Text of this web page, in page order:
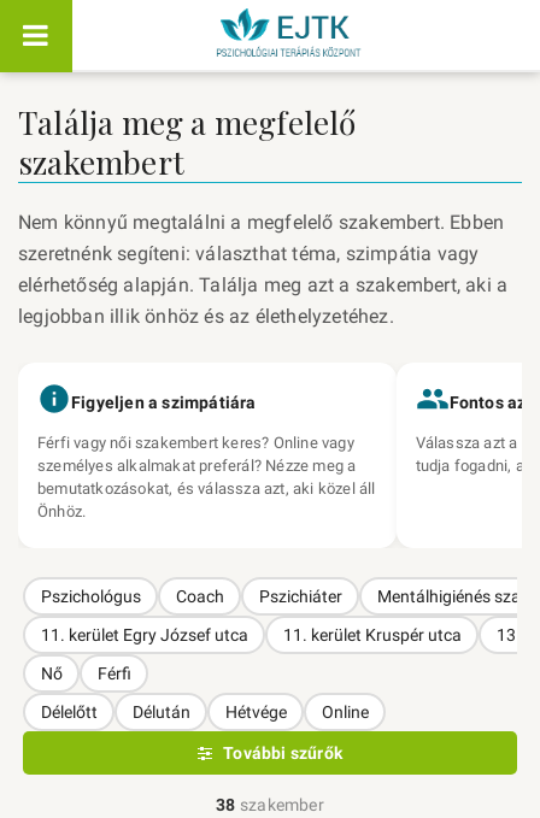
Találja meg a megfelelő
szakembert
Nem könnyű megtalálni a megfelelő szakembert. Ebben
szeretnénk segíteni: választhat téma, szimpátia vagy
elérhetőség alapján. Találja meg azt a szakembert, aki a
legjobban illik önhöz és az élethelyzetéhez.
Figyeljen a szimpátiára
Férfi vagy női szakembert keres? Online vagy
személyes alkalmakat preferál? Nézze meg a
bemutatkozásokat, és válassza azt, aki közel áll
Önhöz.
Fontos az
Válassza azt a
tudja fogadni,
Pszichológus Coach Pszichiáter
Mentálhigiénés
11. kerület Egry József utca
11. kerület Kruspér utca
13.
Nő
Férfi
Délelőtt
Délután Hétvége Online
További szűrők
38 szakember